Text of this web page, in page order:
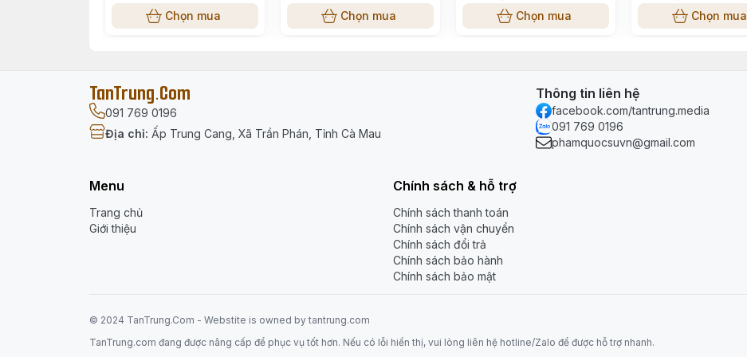
Chọn mua Chọn mua Chọn mua Chọn mua
TanTrung.Com
091 769 0196
Địa chỉ: Ấp Trung Cang, Xã Trần Phán, Tỉnh Cà Mau
Thông tin liên hệ
facebook.com/tantrung.media
091 769 0196
phamquocsuvn@gmail.com
Menu
Trang chủ
Giới thiệu
Chính sách & hỗ trợ
Chính sách thanh toán
Chính sách vận chuyển
Chính sách đổi trả
Chính sách bảo hành
Chính sách bảo mật
© 2024 TanTrung.Com - Webstite is owned by tantrung.com
TanTrung.com đang được nâng cấp để phục vụ tốt hơn. Nếu có lỗi hiển thị, vui lòng liên hệ hotline/Zalo để được hỗ trợ nhanh.